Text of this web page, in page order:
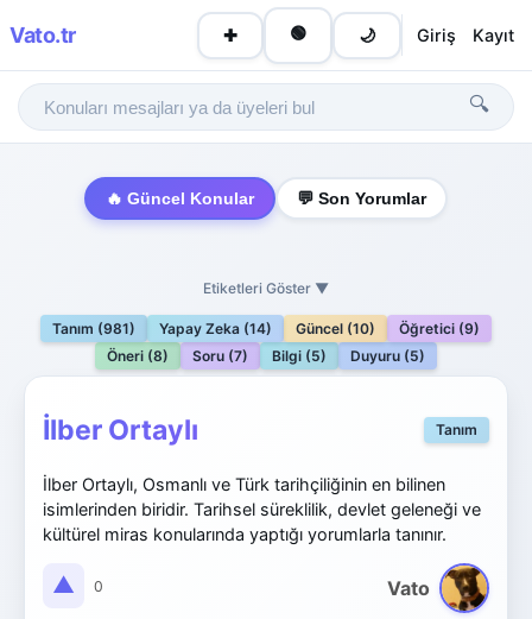
Vato.tr ✚ 🟢 🌙 Giriş Kayıt
🔍
🔥 Güncel Konular 💬 Son Yorumlar
Etiketleri Göster ▼
Tanım (981) Yapay Zeka (14) Güncel (10)
Öğretici (9)
Öneri (8)
Soru (7) Bilgi (5) Duyuru (5)
İlber Ortaylı Tanım
İlber Ortaylı, Osmanlı ve Türk tarihçiliğinin en bilinen
isimlerinden biridir. Tarihsel süreklilik, devlet geleneği ve
kültürel miras konularında yaptığı yorumlarla tanınır.
Vato
▲ 0